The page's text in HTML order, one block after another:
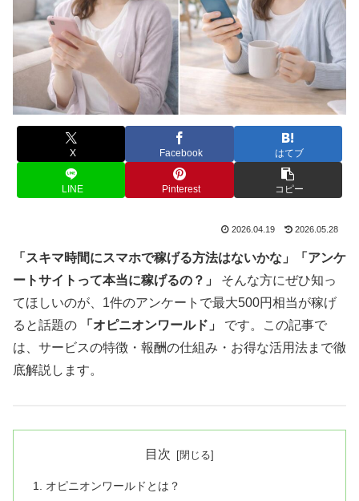
X Facebook はてブ
LINE Pinterest コピー
2026.04.19 2026.05.28
「スキマ時間にスマホで稼げる方法はないかな」「アンケ
ートサイトって本当に稼げるの？」
そんな方にぜひ知っ
てほしいのが、1件のアンケートで最大500円相当が稼げ
ると話題の
「オピニオンワールド」
です。この記事で
は、サービスの特徴・報酬の仕組み・お得な活用法まで徹
底解説します。
目次
オピニオンワールドとは？